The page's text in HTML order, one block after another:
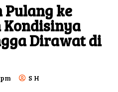
Pulang ke
Kondisinya
Dirawat di
S H